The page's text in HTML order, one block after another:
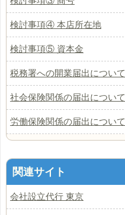
検討事項④ 本店所在地
検討事項⑤ 資本金
税務署への開業届出について
社会保険関係の届出について
労働保険関係の届出について
関連サイト
会社設立代行 東京